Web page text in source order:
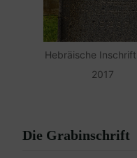
Hebräische
2017
Die Grabinschrift